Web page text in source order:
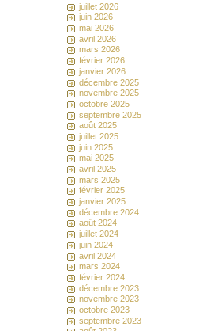
juillet 2026
juin 2026
mai 2026
avril 2026
mars 2026
février 2026
janvier 2026
décembre 2025
novembre 2025
octobre 2025
septembre 2025
août 2025
juillet 2025
juin 2025
mai 2025
avril 2025
mars 2025
février 2025
janvier 2025
décembre 2024
août 2024
juillet 2024
juin 2024
avril 2024
mars 2024
février 2024
décembre 2023
novembre 2023
octobre 2023
septembre 2023